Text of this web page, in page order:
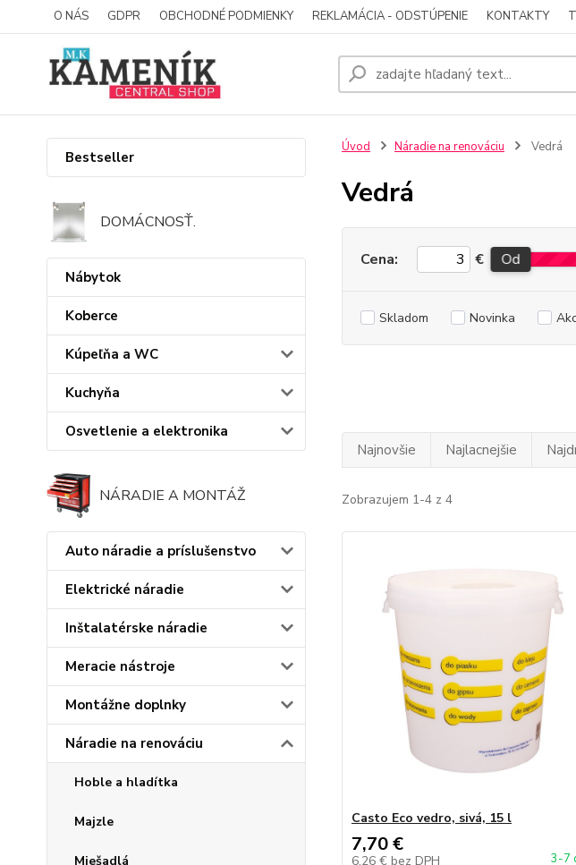
O NÁS GDPR OBCHODNÉ PODMIENKY REKLAMÁCIA - ODSTÚPENIE KONTAKTY
Bestseller
DOMÁCNOSŤ.
Nábytok
Koberce
Kúpeľňa a WC
Kuchyňa
Osvetlenie a elektronika
NÁRADIE A MONTÁŽ
Auto náradie a príslušenstvo
Elektrické náradie
Inštalatérske náradie
Meracie nástroje
Montážne doplnky
Náradie na renováciu
Hoble a hladítka
Majzle
Miešadlá
Úvod Náradie na renováciu Vedrá
Vedrá
Cena: € Od
Skladom Novinka
Najnovšie Najlacnejšie
Zobrazujem 1-4 z 4
Casto Eco vedro, sivá, 15 l
7,70 €
6,26 € bez DPH 3-7